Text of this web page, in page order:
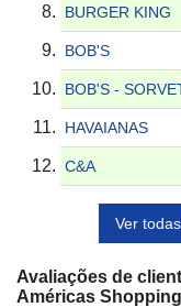
BURGER KING
BOB'S
BOB'S -
HAVAIANAS
C&A
Ver
Avaliações de
Américas Shopping